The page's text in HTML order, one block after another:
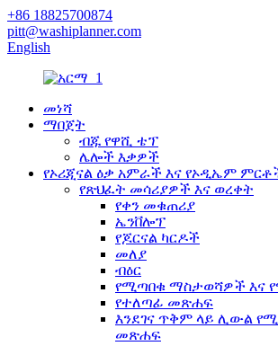
+86 18825700874
pitt@washiplanner.com
English
መነሻ
ማበጀት
ብጁ የዋሺ ቴፕ
ሌሎች እቃዎች
የኦሪጂናል ዕቃ አምራች እና የኦዲኤም
የጽህፈት መሳሪያዎች እና ወረቀት
የቀን መቁጠሪያ
ኤንቨሎፕ
የጆርናል ካርዶች
መለያ
ብዕር
የሚጣበቁ ማስታወሻዎች እና
የተለጣፊ መጽሐፍ
እንደገና ጥቅም ላይ ሊውል
መጽሐፍ